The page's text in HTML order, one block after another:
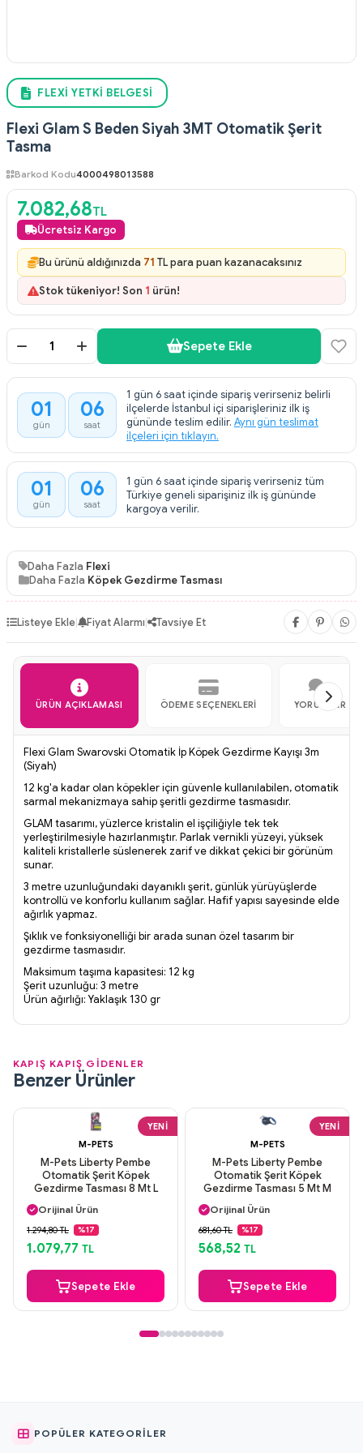
FLEXI YETKI BELGESI
Flexi Glam S Beden Siyah 3MT Otomatik Şerit
Tasma
Barkod Kodu4000498013588
7.082,68TL
Ücretsiz Kargo
Bu ürünü aldığınızda 71 TL para puan kazanacaksınız
Stok tükeniyor! Son 1 ürün!
Sepete Ekle
01
gün
06
saat
1 gün 6 saat içinde sipariş verirseniz belirli
ilçelerde İstanbul içi siparişleriniz ilk iş
gününde teslim edilir. Aynı gün teslimat
ilçeleri için tıklayın.
01
gün
06
saat
1 gün 6 saat içinde sipariş verirseniz tüm
Türkiye geneli siparişiniz ilk iş gününde
kargoya verilir.
Daha Fazla Flexi
Daha Fazla Köpek Gezdirme Tasması
Listeye Ekle| Fiyat Alarmı| Tavsiye Et
ÜRÜN AÇIKLAMASI ÖDEME SEÇENEKLERI YORUMLAR
Flexi Glam Swarovski Otomatik İp Köpek Gezdirme Kayışı 3m
(Siyah)
12 kg'a kadar olan köpekler için güvenle kullanılabilen, otomatik
sarmal mekanizmaya sahip şeritli gezdirme tasmasıdır.
GLAM tasarımı, yüzlerce kristalin el işçiliğiyle tek tek
yerleştirilmesiyle hazırlanmıştır. Parlak vernikli yüzeyi, yüksek
kaliteli kristallerle süslenerek zarif ve dikkat çekici bir görünüm
sunar.
3 metre uzunluğundaki dayanıklı şerit, günlük yürüyüşlerde
kontrollü ve konforlu kullanım sağlar. Hafif yapısı sayesinde elde
ağırlık yapmaz.
Şıklık ve fonksiyonelliği bir arada sunan özel tasarım bir
gezdirme tasmasıdır.
Maksimum taşıma kapasitesi: 12 kg
Şerit uzunluğu: 3 metre
Ürün ağırlığı: Yaklaşık 130 gr
KAPIŞ KAPIŞ GİDENLER
Benzer Ürünler
YENI
M-PETS
M-Pets Liberty Pembe
Otomatik Şerit Köpek
Gezdirme Tasması 8 Mt L
Aynı Gün Kargo
Orijinal Ürün
Güvenli Ödeme
Aynı Gün Kargo
1.294,80 TL %17
1.079,77 TL
Sepete Ekle
YENI
M-PETS
M-Pets Liberty Pembe
Otomatik Şerit Köpek
Gezdirme Tasması 5 Mt M
Aynı Gün Kargo
Orijinal Ürün
Güvenli Ödeme
Aynı Gün Kargo
681,60 TL %17
568,52 TL
Sepete Ekle
POPÜLER KATEGORILER